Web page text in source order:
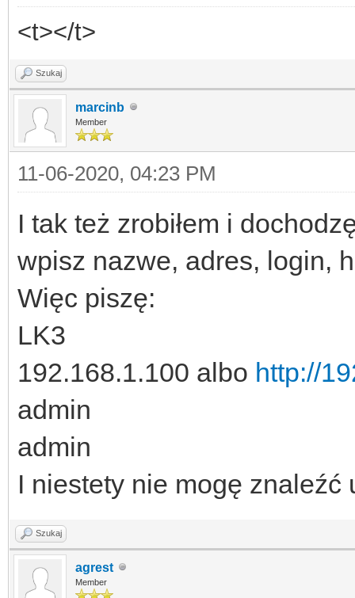
<t></t>
Szukaj
marcinb
Member
11-06-2020, 04:23 PM
I tak też zrobiłem i
wpisz nazwe, adres, login,
Więc piszę:
LK3
192.168.1.100 albo http://
admin
admin
I niestety nie mogę znaleźć
Szukaj
agrest
Member